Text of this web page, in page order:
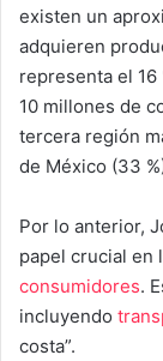
existen un
adquieren
representa el 16
10 millones de
tercera región
de México (33
Por lo anterior,
papel crucial en
consumidores.
incluyendo
costa”.